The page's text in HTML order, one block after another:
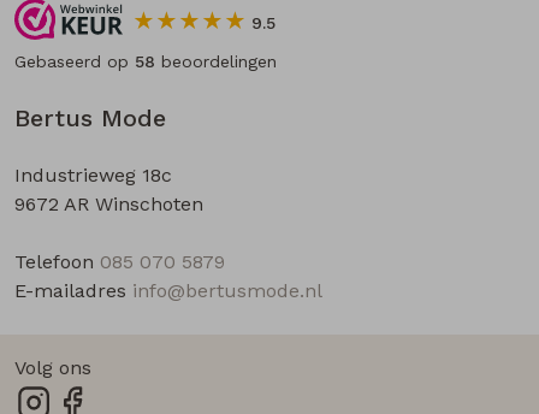
Bertus Mode
Industrieweg 18c
9672 AR Winschoten
Telefoon 085 070 5879
E-mailadres info@bertusmode.nl
9.5
Gebaseerd op 58 beoordelingen
Volg ons